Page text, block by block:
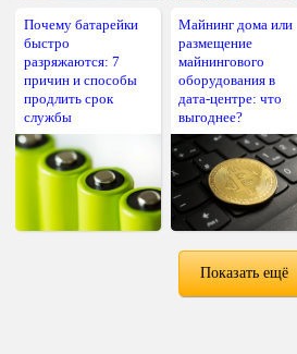
Почему батарейки
быстро
разряжаются: 7
причин и способы
продлить срок
службы
Майнинг дома или
размещение
майнингового
оборудования в
дата-центре: что
выгоднее?
Показать ещё